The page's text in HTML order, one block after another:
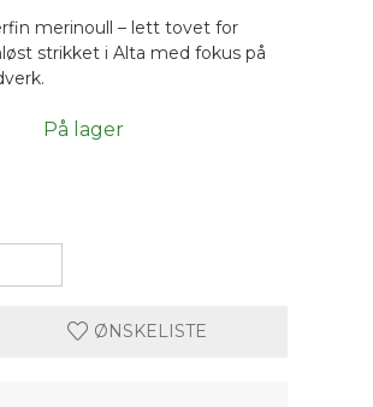
merinoull – lett tovet for
strikket i Alta med fokus på
På lager
ØNSKELISTE